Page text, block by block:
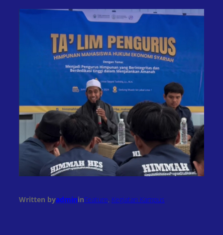
Written byadmininFeature, Kegiatan Kampus